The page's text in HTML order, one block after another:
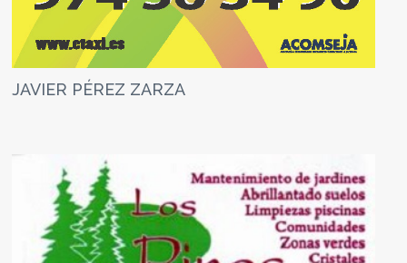
JAVIER PÉREZ ZARZA